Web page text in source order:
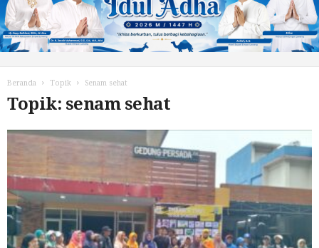
Beranda Topik Senam sehat
Topik: senam sehat